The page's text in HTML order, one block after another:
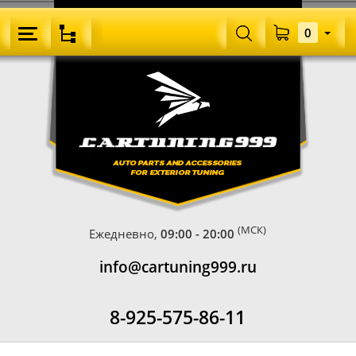
Ежедневно,09:00 - 20:00 (МСК)
info@cartuning999.ru
8-925-575-86-11
0